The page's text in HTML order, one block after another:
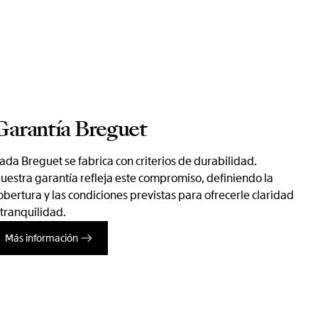
Breguet
Breguet se fabrica con criterios de durabilidad.
garantía refleja este compromiso, definiendo la
y las condiciones previstas para ofrecerle claridad
Más información